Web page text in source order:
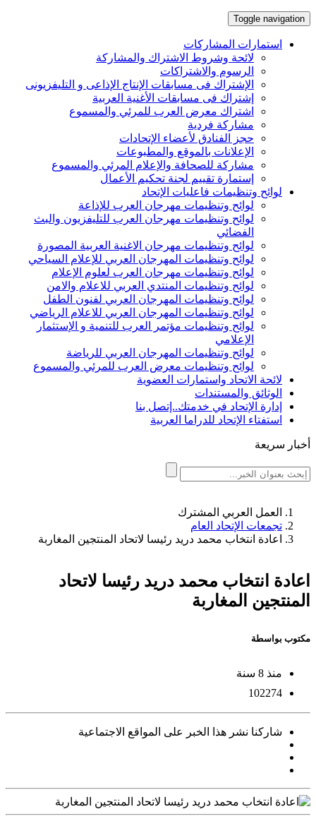
Toggle navigation
استمارات المشاركات
لائحة وشروط الاشتراك والمشاركة
الرسوم والاشتراكات
الإشتراك فى مسابقات الإنتاج الإذاعى و التليفزيونى
إشتراك فى مسابقات الأغنية العربية
اشتراك معرض العرب للمرئي والمسموع
مشاركة فردية
حجز الفنادق لأعضاء الإتحادات
الإعلانات بالموقع والمطبوعات
مشاركة للصحافة والإعلام المرئي والمسموع
إستمارة تقييم لجنة تحكيم الأعمال
لوائح وتنظيمات فاعليات الإتحاد
لوائح وتنظيمات مهرجان العرب للإذاعة
لوائح وتنظيمات مهرجان العرب للتليفزيون والبث
الفضائي
لوائح وتنظيمات مهرجان الاغنية العربية المصورة
لوائح وتنظيمات المهرجان العربي للإعلام السياحي
لوائح وتنظيمات مهرجان العرب لعلوم الإعلام
لوائح وتنظيمات المنتدي العربي للاعلام والامن
لوائح وتنظيمات المهرجان العربي لفنون الطفل
لوائح وتنظيمات المهرجان العربي للاعلام الرياضي
لوائح وتنظيمات مؤتمر العرب للتنمية و الإستثمار
الإعلامي
لوائح وتنظيمات المهرجان العربي للرياضة
لوائح وتنظيمات معرض العرب للمرئي والمسموع
لائحة الاتحاد واستمارات العضوية
الوثائق والمستندات
إدارة الإتحاد في خدمتك..إتصل بنا
استفتاء الإتحاد للدراما العربية
أخبار سريعة
العمل العربي المشترك
تجمعات الإتحاد العام
اعادة انتخاب محمد دريد رئيسا لاتحاد المنتجين المغاربة
اعادة انتخاب محمد دريد رئيسا لاتحاد
المنتجين المغاربة
مكتوب بواسطة
منذ 8 سنة
102274
شاركنا نشر هذا الخبر على المواقع الاجتماعية